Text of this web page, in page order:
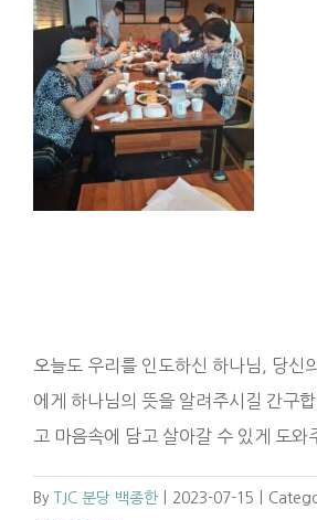
오늘도 우리를 인도하신 하나님, 당신
에게 하나님의 뜻을 알려주시길 간구
고 마음속에 담고 살아갈 수 있게 도
By TJC 분당 백종한 2023-07-15